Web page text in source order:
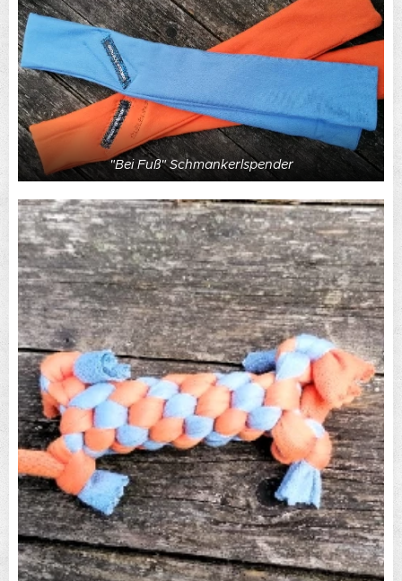
"Bei Fuß" Schmankerlspender